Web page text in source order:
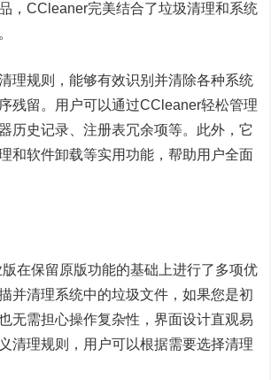
，CCleaner完美结合了垃圾清理和系统
理规则，能够有效识别并清除各种系统
残留。用户可以通过CCleaner轻松管理
历史记录、注册表冗余项等。此外，它
和软件卸载等实用功能，帮助用户全面
在保留原版功能的基础上进行了多项优
并清理系统中的垃圾文件，如果您是初
无需担心操作复杂性，界面设计直观易
清理规则，用户可以根据需要选择清理